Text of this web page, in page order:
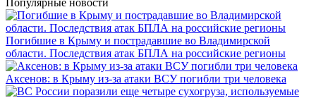
Популярные новости
Погибшие в Крыму и пострадавшие во Владимирской
области. Последствия атак БПЛА на российские регионы
Аксенов: в Крыму из-за атаки ВСУ погибли три человека